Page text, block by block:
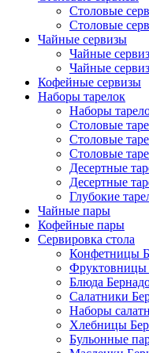
Столовые
Столовые
Чайные сервизы
Чайные
Чайные
Кофейные сервизы
Наборы тарелок
Наборы
Столовые
Столовые
Столовые
Десертные
Десертные
Глубокие
Чайные пары
Кофейные пары
Сервировка стола
Конфетницы
Фруктовницы
Блюда
Салатники
Наборы
Хлебницы
Бульонные